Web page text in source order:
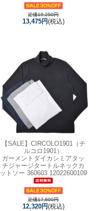
定価19,250円
13,475円(税込)
【SALE】 CIRCOLO1901（チ
ルコロ1901）
ガーメントダイカシミアタッ
チジャージタートルネックカ
ットソー 360603 12022600109
定価17,600円
12,320円(税込)